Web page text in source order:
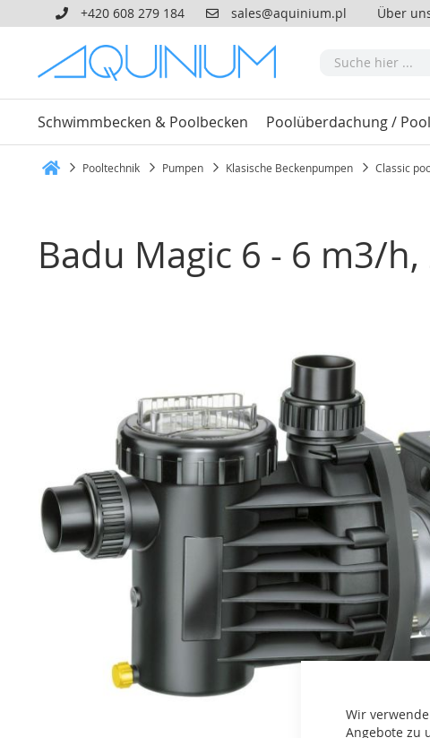
Wir
Angebote zu
+420 608 279 184 sales@aquinium.pl Über
Schwimmbecken & Poolbecken Poolüberdachung /
Pooltechnik Pumpen Klasische Beckenpumpen Classic
Badu Magic 6 - 6 m3/h,